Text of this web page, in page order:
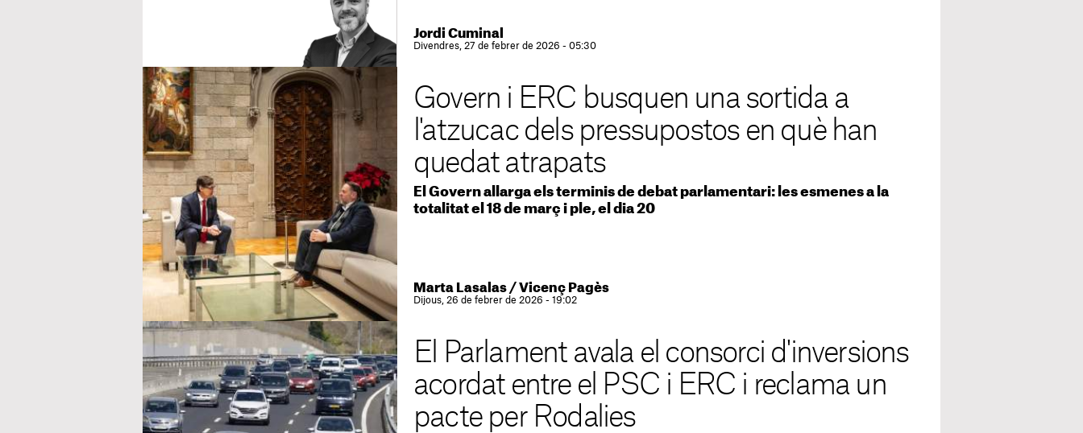
Jordi Cuminal
Divendres, 27 de febrer de 2026 - 05:30
Govern i ERC busquen una sortida a
l'atzucac dels pressupostos en què han
quedat atrapats
El Govern allarga els terminis de debat parlamentari: les esmenes a la
totalitat el 18 de març i ple, el dia 20
Marta Lasalas / Vicenç Pagès
Dijous, 26 de febrer de 2026 - 19:02
El Parlament avala el consorci d'inversions
acordat entre el PSC i ERC i reclama un
pacte per Rodalies